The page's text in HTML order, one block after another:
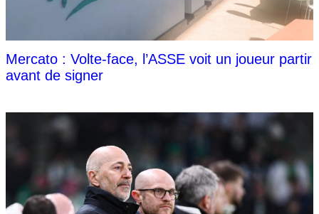
Mercato : Volte-face, l’ASSE voit un joueur partir
avant de signer